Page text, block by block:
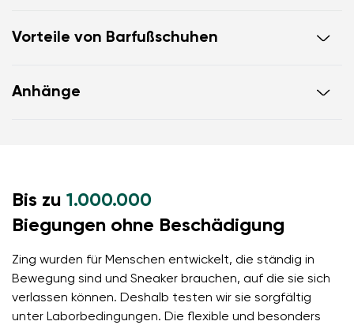
Vorteile von Barfußschuhen
Zero Drop: Fersen- und Zehenbündigkeit für eine
Anhänge
Bis zu 1.000.000
Biegungen ohne Beschädigung
Zing wurden für Menschen entwickelt, die ständig in
Bewegung sind und Sneaker brauchen, auf die sie sich
verlassen können. Deshalb testen wir sie sorgfältig
unter Laborbedingungen. Die flexible und besonders